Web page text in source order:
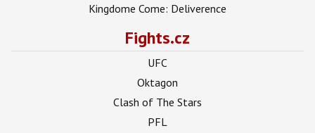
Kingdome Come: Deliverence
Fights.cz
UFC
Oktagon
Clash of The Stars
PFL